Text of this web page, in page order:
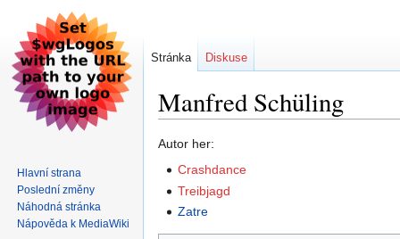
Manfred Schüling
Skočit
Skočit
Autor her:
Crashdance
Treibjagd
Zatre
Stránka Diskuse
Hlavní strana
Poslední změny
Náhodná stránka
Nápověda k MediaWiki